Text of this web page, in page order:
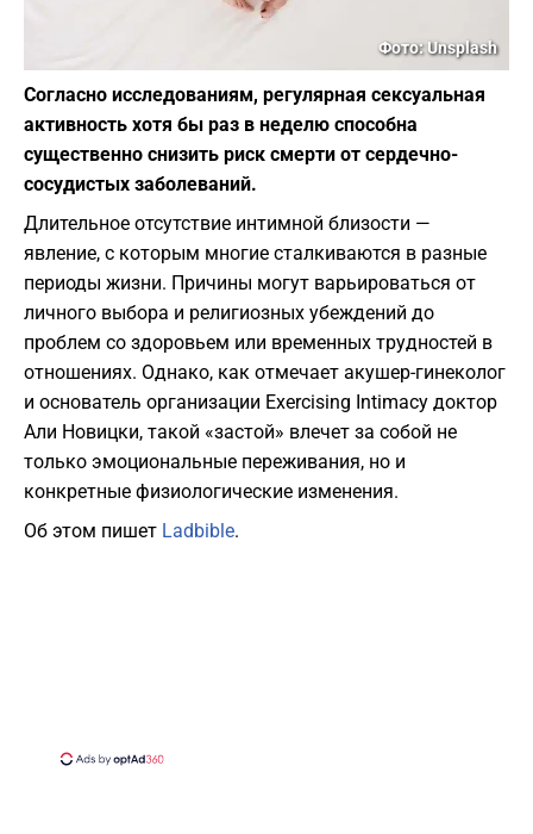
Фото: Unsplash
Согласно исследованиям, регулярная сексуальная
активность хотя бы раз в неделю способна
существенно снизить риск смерти от сердечно-
сосудистых заболеваний.
Длительное отсутствие интимной близости —
явление, с которым многие сталкиваются в разные
периоды жизни. Причины могут варьироваться от
личного выбора и религиозных убеждений до
проблем со здоровьем или временных трудностей в
отношениях. Однако, как отмечает акушер-гинеколог
и основатель организации Exercising Intimacy доктор
Али Новицки, такой «застой» влечет за собой не
только эмоциональные переживания, но и
конкретные физиологические изменения.
Об этом пишет Ladbible.